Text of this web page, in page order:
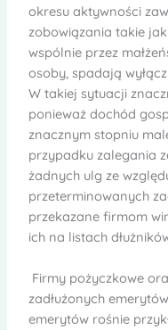
okresu aktywności
zobowiązania takie
wspólnie przez
osoby, spadają
W takiej sytuacji
ponieważ dochód
znacznym stopniu
przypadku zalegania
żadnych ulg ze
przeterminowanych
przekazane firmom
ich na listach
Firmy pożyczkowe
zadłużonych
emerytów rośnie